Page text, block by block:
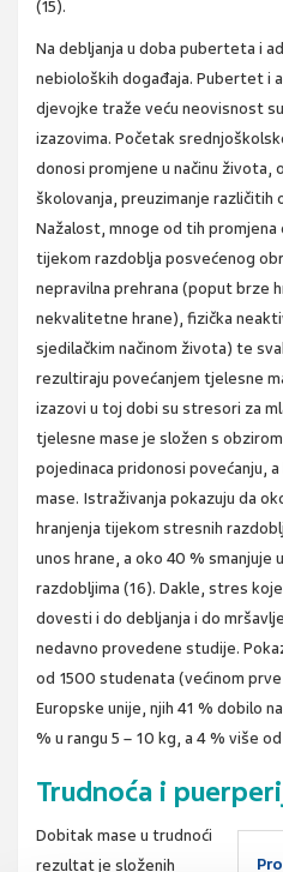
(15).
Na debljanja u doba puberteta i
nebioloških događaja. Pubertet i
djevojke traže veću neovisnost
izazovima. Početak
donosi promjene u načinu
školovanja, preuzimanje različitih
Nažalost, mnoge od tih promjena
tijekom razdoblja posvećenog
nepravilna prehrana (poput brze
nekvalitetne hrane), fizička
sjedilačkim načinom života) te
rezultiraju povećanjem tjelesne
izazovi u toj dobi su stresori za
tjelesne mase je složen s
pojedinaca pridonosi povećanju,
mase. Istraživanja pokazuju da
hranjenja tijekom stresnih
unos hrane, a oko 40 % smanjuje
razdobljima (16). Dakle, stres
dovesti i do debljanja i do
nedavno provedene studije.
od 1500 studenata (većinom
Europske unije, njih 41 % dobilo
% u rangu 5 – 10 kg, a 4 % više
Trudnoća i
Dobitak mase u trudnoći
rezultat je složenih